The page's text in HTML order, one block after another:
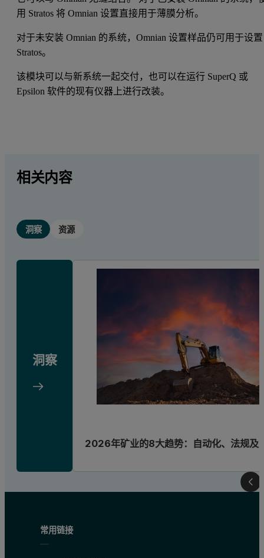
用 Stratos 将 Omnian 设置直接用于薄膜分析。
对于未安装 Omnian 的系统，Omnian 设置样品仍可用于设置
Stratos。
该模块可以与新系统一起交付，也可以在运行 SuperQ 或
Epsilon 软件的现有仪器上进行改装。
相关内容
洞察 资源
洞察
2026年矿业的8大趋势：自动化、法规及“
常用链接